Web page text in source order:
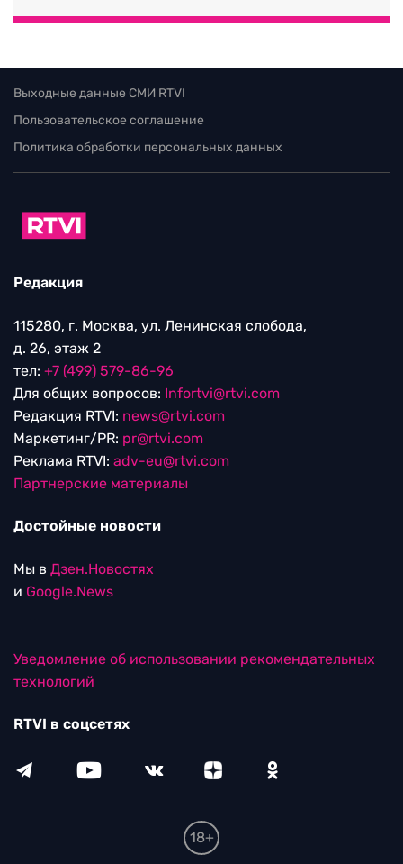
Выходные данные СМИ RTVI
Пользовательское соглашение
Политика обработки персональных данных
Редакция
115280, г. Москва, ул. Ленинская слобода,
д. 26, этаж 2
тел: +7 (499) 579-86-96
Для общих вопросов: Infortvi@rtvi.com
Редакция RTVI: news@rtvi.com
Маркетинг/PR: pr@rtvi.com
Реклама RTVI: adv-eu@rtvi.com
Партнерские материалы
Достойные новости
Мы в Дзен.Новостях
и Google.News
Уведомление об использовании рекомендательных
технологий
RTVI в соцсетях
18+